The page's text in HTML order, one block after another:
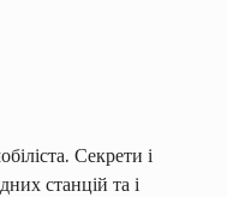
Секрети і
станцій та і